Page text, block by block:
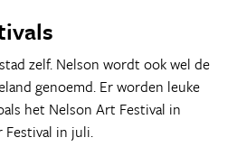
zelf. Nelson wordt ook wel de
genoemd. Er worden leuke
het Nelson Art Festival in
in juli.